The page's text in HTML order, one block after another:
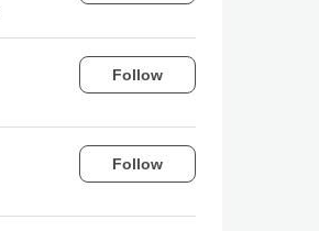
Follow
Follow